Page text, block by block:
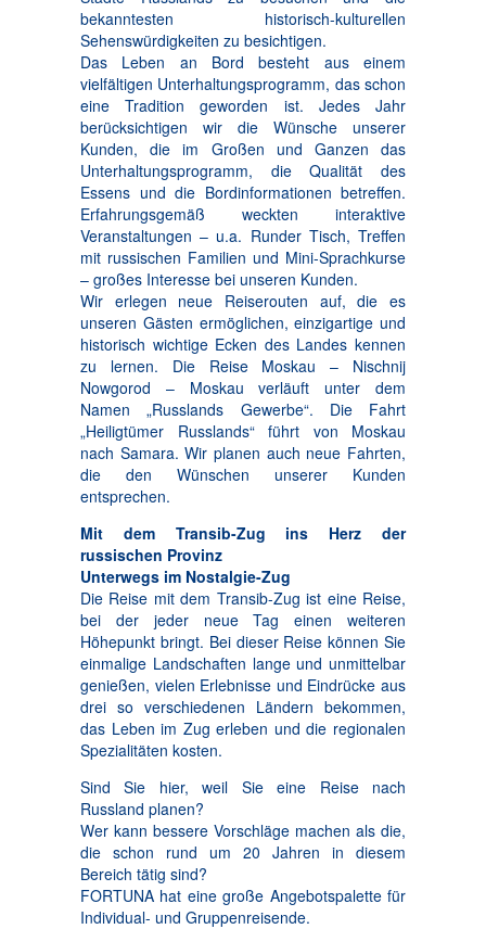
bekanntesten historisch-kulturellen
Sehenswürdigkeiten zu besichtigen.
Das Leben an Bord besteht aus einem
vielfältigen Unterhaltungsprogramm, das schon
eine Tradition geworden ist. Jedes Jahr
berücksichtigen wir die Wünsche unserer
Kunden, die im Großen und Ganzen das
Unterhaltungsprogramm, die Qualität des
Essens und die Bordinformationen betreffen.
Erfahrungsgemäß weckten interaktive
Veranstaltungen – u.a. Runder Tisch, Treffen
mit russischen Familien und Mini-Sprachkurse
– großes Interesse bei unseren Kunden.
Wir erlegen neue Reiserouten auf, die es
unseren Gästen ermöglichen, einzigartige und
historisch wichtige Ecken des Landes kennen
zu lernen. Die Reise Moskau – Nischnij
Nowgorod – Moskau verläuft unter dem
Namen „Russlands Gewerbe“. Die Fahrt
„Heiligtümer Russlands“ führt von Moskau
nach Samara. Wir planen auch neue Fahrten,
die den Wünschen unserer Kunden
entsprechen.
Mit dem Transib-Zug ins Herz der
russischen Provinz
Unterwegs im Nostalgie-Zug
Die Reise mit dem Transib-Zug ist eine Reise,
bei der jeder neue Tag einen weiteren
Höhepunkt bringt. Bei dieser Reise können Sie
einmalige Landschaften lange und unmittelbar
genießen, vielen Erlebnisse und Eindrücke aus
drei so verschiedenen Ländern bekommen,
das Leben im Zug erleben und die regionalen
Spezialitäten kosten.
Sind Sie hier, weil Sie eine Reise nach
Russland planen?
Wer kann bessere Vorschläge machen als die,
die schon rund um 20 Jahren in diesem
Bereich tätig sind?
FORTUNA hat eine große Angebotspalette für
Individual- und Gruppenreisende.